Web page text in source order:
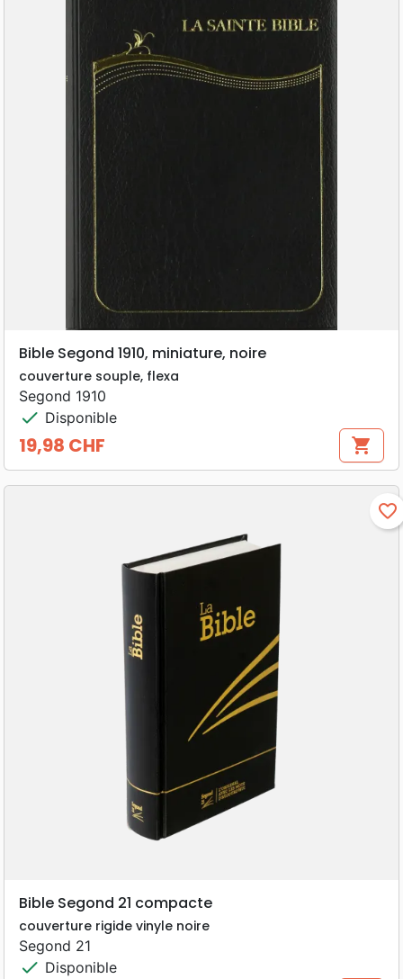
Bible Segond 1910, miniature, noire
couverture souple, flexa
Segond 1910
check Disponible
Prix
19,98 CHF shopping_cart
favorite_border
Bible Segond 21 compacte
couverture rigide vinyle noire
Segond 21
check Disponible